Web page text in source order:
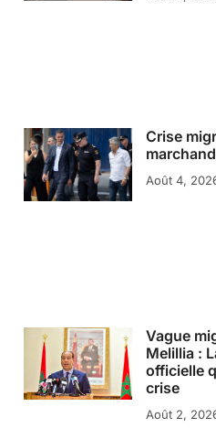
Crise
Août 4,
Vague
Melillia :
officielle
crise
Août 2,